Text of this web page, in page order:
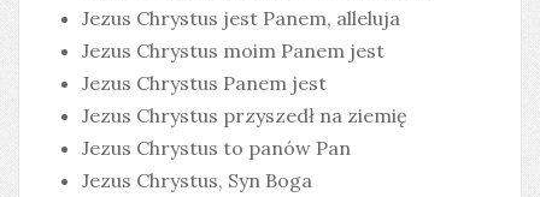
Jezus Chrystus jest Panem, alleluja
Jezus Chrystus moim Panem jest
Jezus Chrystus Panem jest
Jezus Chrystus przyszedł na ziemię
Jezus Chrystus to panów Pan
Jezus Chrystus, Syn Boga